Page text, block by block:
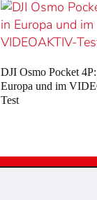
DJI Osmo Pocket
Europa und im
Test